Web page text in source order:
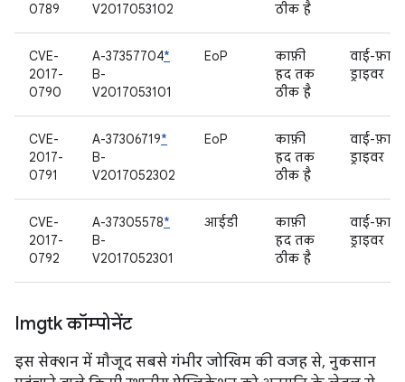
0789
V2017053102
ठीक है
CVE-
2017-
0790
A-37357704*
B-
V2017053101
EoP
काफ़ी
हद तक
ठीक है
वाई-फ़ाई
ड्राइवर
CVE-
2017-
0791
A-37306719*
B-
V2017052302
EoP
काफ़ी
हद तक
ठीक है
वाई-फ़ाई
ड्राइवर
CVE-
2017-
0792
A-37305578*
B-
V2017052301
आईडी
काफ़ी
हद तक
ठीक है
वाई-फ़ाई
ड्राइवर
Imgtk कॉम्पोनेंट
इस सेक्शन में मौजूद सबसे गंभीर जोखिम की वजह से, नुकसान